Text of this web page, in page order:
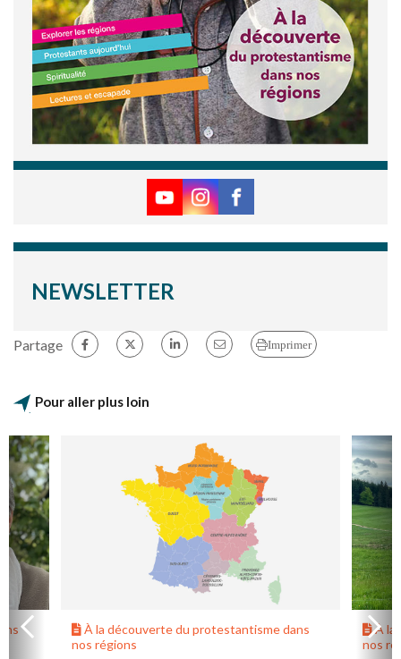
NEWSLETTER
Partage Imprimer
Pour aller plus loin
À la découverte du protestantisme dans
nos régions
À la
nos